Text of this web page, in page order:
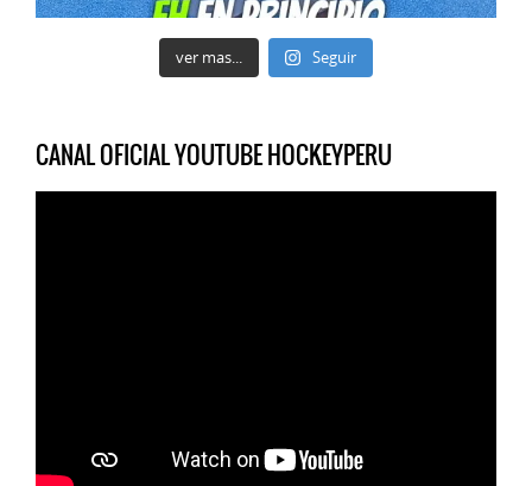
ver mas... Seguir
CANAL OFICIAL YOUTUBE HOCKEYPERU